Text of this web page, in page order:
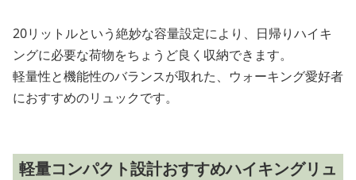
20リットルという絶妙な容量設定により、日帰りハイキ
ングに必要な荷物をちょうど良く収納できます。
軽量性と機能性のバランスが取れた、ウォーキング愛好者
におすすめのリュックです。
軽量コンパクト設計おすすめハイキングリュ